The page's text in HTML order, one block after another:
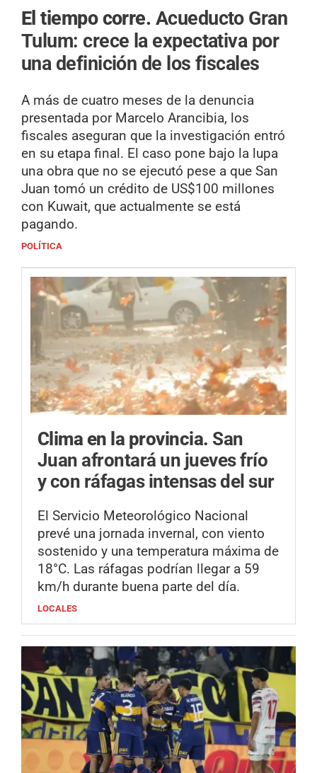
El tiempo corre. Acueducto Gran
Tulum: crece la expectativa por
una definición de los fiscales
A más de cuatro meses de la denuncia
presentada por Marcelo Arancibia, los
fiscales aseguran que la investigación entró
en su etapa final. El caso pone bajo la lupa
una obra que no se ejecutó pese a que San
Juan tomó un crédito de US$100 millones
con Kuwait, que actualmente se está
pagando.
POLÍTICA
Clima en la provincia. San
Juan afrontará un jueves frío
y con ráfagas intensas del sur
El Servicio Meteorológico Nacional
prevé una jornada invernal, con viento
sostenido y una temperatura máxima de
18°C. Las ráfagas podrían llegar a 59
km/h durante buena parte del día.
LOCALES